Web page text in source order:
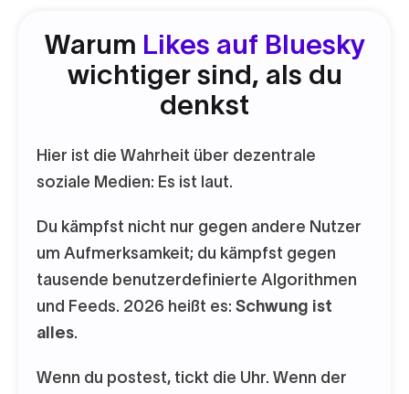
Warum Likes auf Bluesky
wichtiger sind, als du
denkst
Hier ist die Wahrheit über dezentrale
soziale Medien: Es ist laut.
Du kämpfst nicht nur gegen andere Nutzer
um Aufmerksamkeit; du kämpfst gegen
tausende benutzerdefinierte Algorithmen
und Feeds. 2026 heißt es: Schwung ist
alles.
Wenn du postest, tickt die Uhr. Wenn der